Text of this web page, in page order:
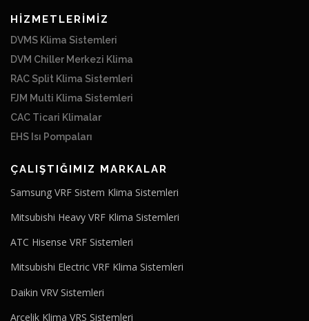
HİZMETLERİMİZ
DVMS Klima Sistemleri
DVM Chiller Merkezi Klima
RAC Split Klima Sistemleri
FJM Multi Klima Sistemleri
CAC Ticari Klimalar
EHS Isı Pompaları
ÇALIŞTIĞIMIZ MARKALAR
Samsung VRF Sistem Klima Sistemleri
Mitsubishi Heavy VRF Klima Sistemleri
ATC Hisense VRF Sistemleri
Mitsubishi Electric VRF Klima Sistemleri
Daikin VRV Sistemleri
Arçelik Klima VRS Sistemleri